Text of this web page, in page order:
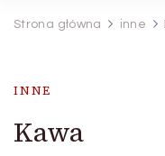
Strona główna inne
INNE
Kawa